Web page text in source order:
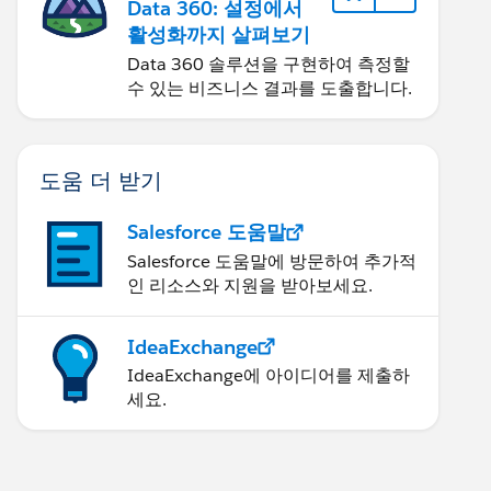
Data 360: 설정에서
활성화까지 살펴보기
Data 360 솔루션을 구현하여 측정할
수 있는 비즈니스 결과를 도출합니다.
도움 더 받기
Salesforce 도움말
Salesforce 도움말에 방문하여 추가적
인 리소스와 지원을 받아보세요.
IdeaExchange
IdeaExchange에 아이디어를 제출하
세요.